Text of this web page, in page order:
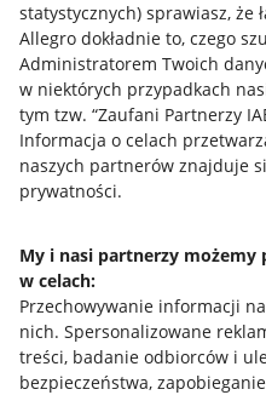
statystycznych) sprawiasz, że
Allegro dokładnie to, czego
Administratorem Twoich
w niektórych przypadkach
tym tzw. “Zaufani Partnerzy
Informacja o celach
naszych partnerów znajduje
prywatności.
My i nasi partnerzy możemy
w celach:
Przechowywanie informacji
nich. Spersonalizowane
treści, badanie odbiorców i
bezpieczeństwa,
Przydatne informacje
Jak to działa
Allegro Gadane dla
Allegro Gadane dla
Mapa miejscowości